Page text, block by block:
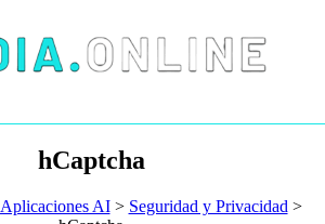
hCaptcha
Aplicaciones AI> Seguridad y Privacidad >